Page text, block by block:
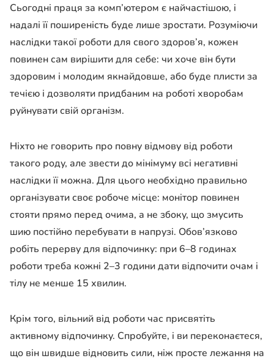
Сьогодні праця за комп’ютером є найчастішою, і
надалі її поширеність буде лише зростати. Розуміючи
наслідки такої роботи для свого здоров’я, кожен
повинен сам вирішити для себе: чи хоче він бути
здоровим і молодим якнайдовше, або буде плисти за
течією і дозволяти придбаним на роботі хворобам
руйнувати свій організм.
Ніхто не говорить про повну відмову від роботи
такого роду, але звести до мінімуму всі негативні
наслідки її можна. Для цього необхідно правильно
організувати своє робоче місце: монітор повинен
стояти прямо перед очима, а не збоку, що змусить
шию постійно перебувати в напрузі. Обов’язково
робіть перерву для відпочинку: при 6–8 годинах
роботи треба кожні 2–3 години дати відпочити очам і
тілу не менше 15 хвилин.
Крім того, вільний від роботи час присвятіть
активному відпочинку. Спробуйте, і ви переконаєтеся,
що він швидше відновить сили, ніж просте лежання на